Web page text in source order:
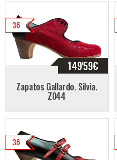
36
149'59€
Zapatos Gallardo. Silvia.
Z044
36